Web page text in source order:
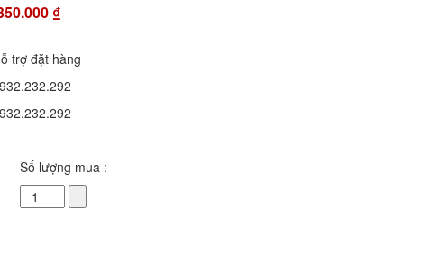
₫
trợ đặt hàng
Số lượng mua :
Bản
Đồ